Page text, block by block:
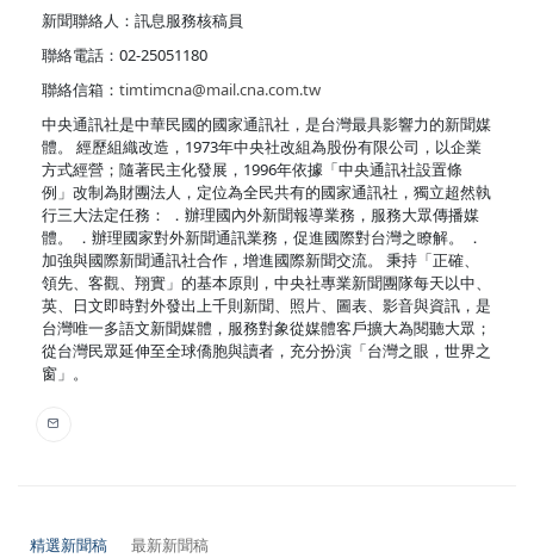
新聞聯絡人：訊息服務核稿員
聯絡電話：02-25051180
聯絡信箱： timtimcna@mail.cna.com.tw
中央通訊社是中華民國的國家通訊社，是台灣最具影響力的新聞媒
體。 經歷組織改造，1973年中央社改組為股份有限公司，以企業
方式經營；隨著民主化發展，1996年依據「中央通訊社設置條
例」改制為財團法人，定位為全民共有的國家通訊社，獨立超然執
行三大法定任務： ．辦理國內外新聞報導業務，服務大眾傳播媒
體。 ．辦理國家對外新聞通訊業務，促進國際對台灣之瞭解。 ．
加強與國際新聞通訊社合作，增進國際新聞交流。 秉持「正確、
領先、客觀、翔實」的基本原則，中央社專業新聞團隊每天以中、
英、日文即時對外發出上千則新聞、照片、圖表、影音與資訊，是
台灣唯一多語文新聞媒體，服務對象從媒體客戶擴大為閱聽大眾；
從台灣民眾延伸至全球僑胞與讀者，充分扮演「台灣之眼，世界之
窗」。
精選新聞稿 最新新聞稿